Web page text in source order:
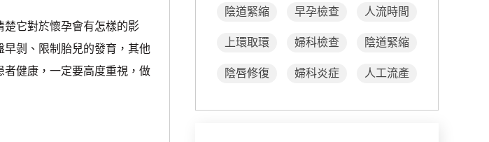
它對於懷孕會有怎樣的影
剝、限制胎兒的發育，其他
健康，一定要高度重視，做
陰道緊縮 早孕檢查 人流時間
上環取環 婦科檢查 陰道緊縮
陰唇修復 婦科炎症 人工流產